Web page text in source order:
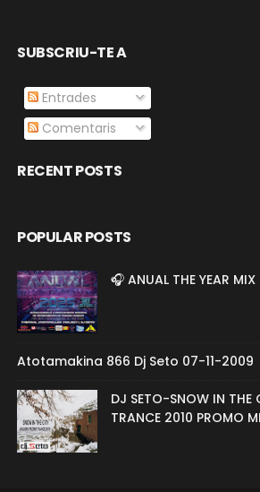
SUBSCRIU-TE A
Entrades
Comentaris
RECENT POSTS
POPULAR POSTS
🎧 ANUAL THE YEAR
Atotamakina 866 Dj Seto 07-11-2009
DJ SETO-SNOW IN THE
TRANCE 2010 PROMO